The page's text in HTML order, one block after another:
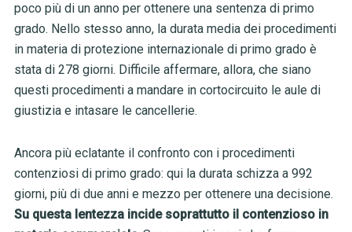
poco più di un anno per ottenere una sentenza di primo
grado. Nello stesso anno, la durata media dei procedimenti
in materia di protezione internazionale di primo grado è
stata di 278 giorni. Difficile affermare, allora, che siano
questi procedimenti a mandare in cortocircuito le aule di
giustizia e intasare le cancellerie.
Ancora più eclatante il confronto con i procedimenti
contenziosi di primo grado: qui la durata schizza a 992
giorni, più di due anni e mezzo per ottenere una decisione.
Su questa lentezza incide soprattutto il contenzioso in